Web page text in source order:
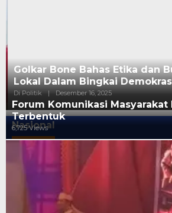
Golkar Bone Bahas Etika dan
Lokal Dalam Bingkai
Di Politik | Desember 16, 2025
Nasional
Forum Komunikasi Masyarakat
Terbentuk
6,725 Views